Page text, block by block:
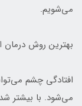
می‌شویم.
بهترین روش درمان
افتادگی چشم
می‌شود. با بیشتر